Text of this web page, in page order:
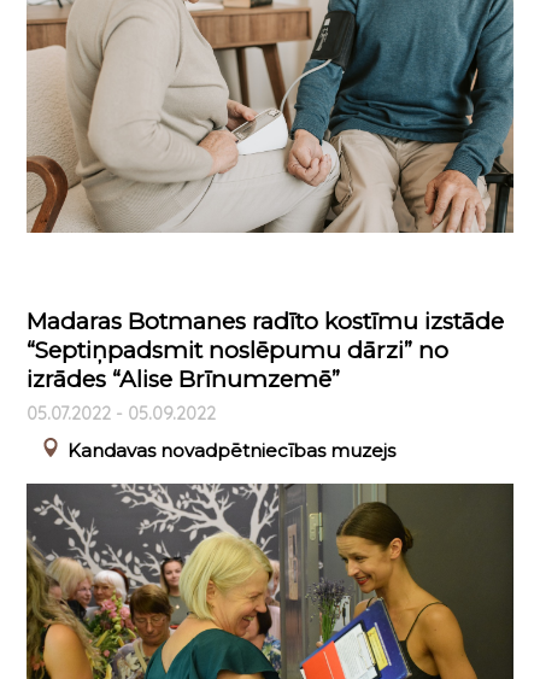
Madaras Botmanes radīto kostīmu izstāde
“Septiņpadsmit noslēpumu dārzi” no
izrādes “Alise Brīnumzemē”
05.07.2022 - 05.09.2022
Kandavas novadpētniecības muzejs